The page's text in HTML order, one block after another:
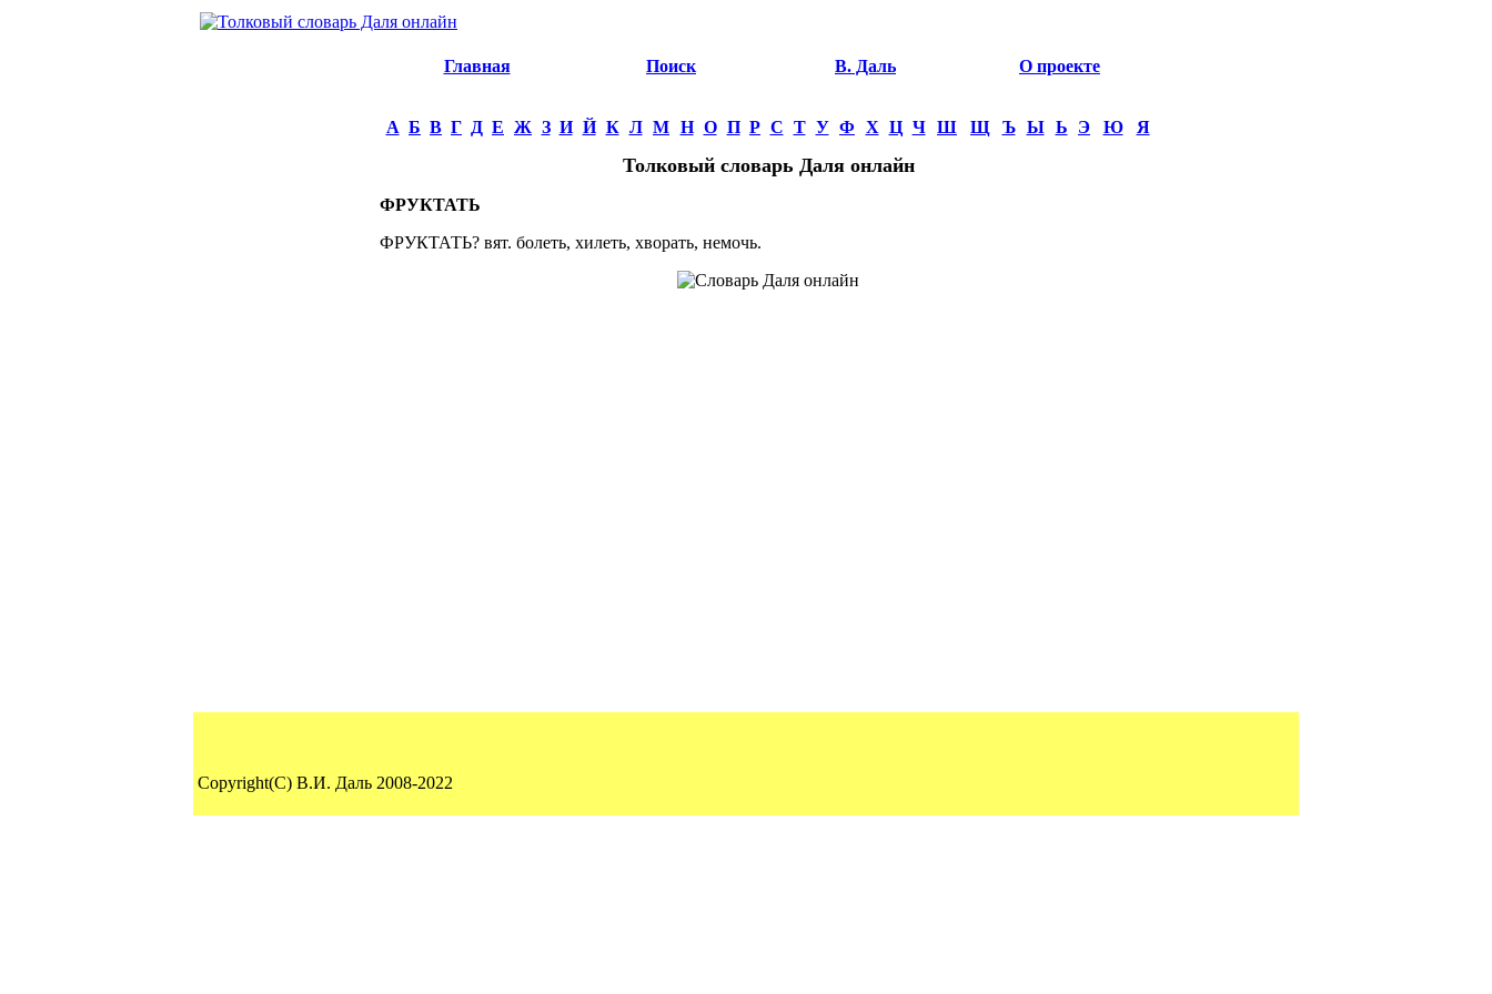
Главная Поиск В. Даль О проекте
А Б В Г Д Е Ж З И Й К Л М Н О П Р С Т У Ф Х Ц Ч Ш Щ Ъ Ы Ь Э Ю Я
Толковый словарь Даля онлайн
ФРУКТАТЬ
ФРУКТАТЬ? вят. болеть, хилеть, хворать, немочь.
Copyright(C) В.И. Даль 2008-2022